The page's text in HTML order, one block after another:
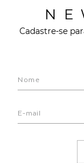
Cadastre-se